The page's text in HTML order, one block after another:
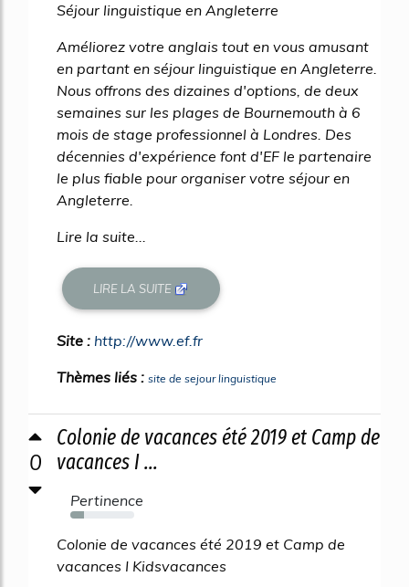
Séjour linguistique en Angleterre
Améliorez votre anglais tout en vous amusant
en partant en séjour linguistique en Angleterre.
Nous offrons des dizaines d'options, de deux
semaines sur les plages de Bournemouth à 6
mois de stage professionnel à Londres. Des
décennies d'expérience font d'EF le partenaire
le plus fiable pour organiser votre séjour en
Angleterre.
Lire la suite...
LIRE LA SUITE
Site : http://www.ef.fr
Thèmes liés : site de sejour linguistique
0
Colonie de vacances été 2019 et Camp de
vacances I ...
Pertinence
22%
Colonie de vacances été 2019 et Camp de
vacances I Kidsvacances